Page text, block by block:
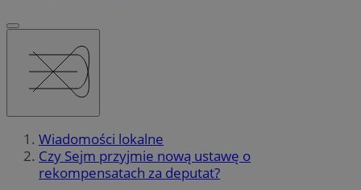
Wiadomości lokalne
Czy Sejm przyjmie nową ustawę o
rekompensatach za deputat?